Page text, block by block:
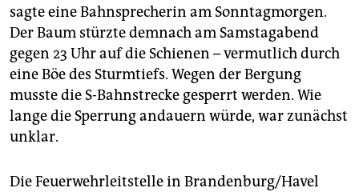
sagte eine Bahnsprecherin am Sonntagmorgen.
Der Baum stürzte demnach am Samstagabend
gegen 23 Uhr auf die Schienen – vermutlich durch
eine Böe des Sturmtiefs. Wegen der Bergung
musste die S-Bahnstrecke gesperrt werden. Wie
lange die Sperrung andauern würde, war zunächst
unklar.
Die Feuerwehrleitstelle in Brandenburg/Havel